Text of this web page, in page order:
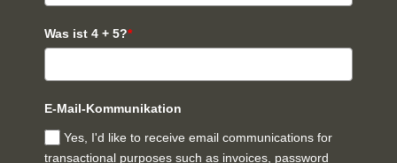
Was ist 4 + 5?*
E-Mail-Kommunikation
Yes, I'd like to receive email communications for
transactional purposes such as invoices, password